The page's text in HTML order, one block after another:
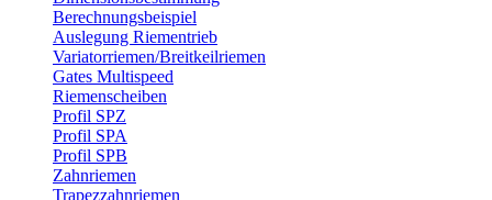
Berechnungsbeispiel
Auslegung Riementrieb
Variatorriemen/Breitkeilriemen
Gates Multispeed
Riemenscheiben
Profil SPZ
Profil SPA
Profil SPB
Zahnriemen
Trapezzahnriemen